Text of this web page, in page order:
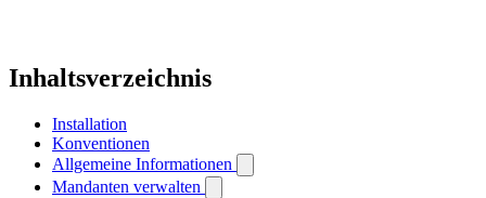
Inhaltsverzeichnis
Installation
Konventionen
Allgemeine Informationen
Mandanten verwalten